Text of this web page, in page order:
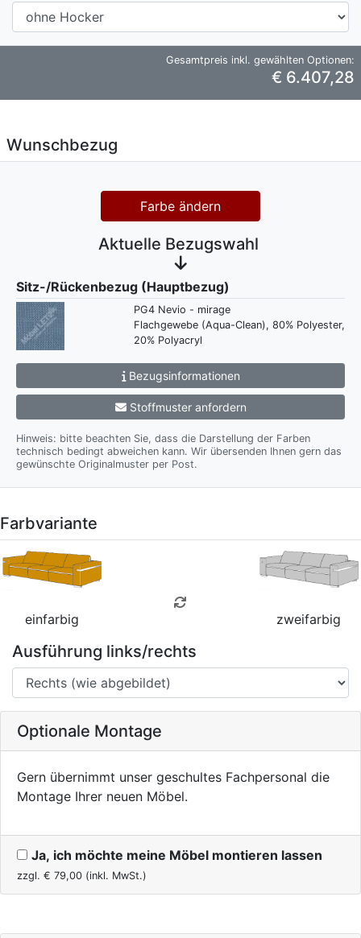
Gesamtpreis inkl. gewählten Optionen:
€ 6.407,28
Wunschbezug
Farbe ändern
Aktuelle Bezugswahl
Sitz-/Rückenbezug (Hauptbezug)
PG4 Nevio - mirage
Flachgewebe (Aqua-Clean), 80% Polyester,
20% Polyacryl
Bezugsinformationen
Stoffmuster anfordern
Hinweis: bitte beachten Sie, dass die Darstellung der Farben
technisch bedingt abweichen kann. Wir übersenden Ihnen gern das
gewünschte Originalmuster per Post.
Farbvariante
einfarbig zweifarbig
Ausführung links/rechts
Optionale Montage
Gern übernimmt unser geschultes Fachpersonal die
Montage Ihrer neuen Möbel.
Ja, ich möchte meine Möbel montieren lassen
zzgl. € 79,00 (inkl. MwSt.)